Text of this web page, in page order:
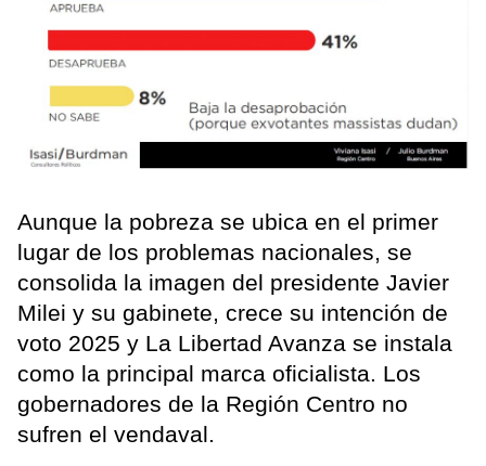
Aunque la pobreza se ubica en el primer
lugar de los problemas nacionales, se
consolida la imagen del presidente Javier
Milei y su gabinete, crece su intención de
voto 2025 y La Libertad Avanza se instala
como la principal marca oficialista. Los
gobernadores de la Región Centro no
sufren el vendaval.